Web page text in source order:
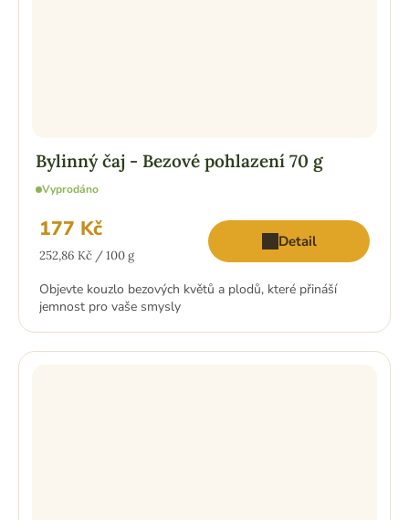
Bylinný čaj - Bezové pohlazení 70 g
Vyprodáno
177 Kč
Měrná
252,86 Kč / 100 g
Detail
Objevte kouzlo bezových květů a plodů, které přináší
jemnost pro vaše smysly